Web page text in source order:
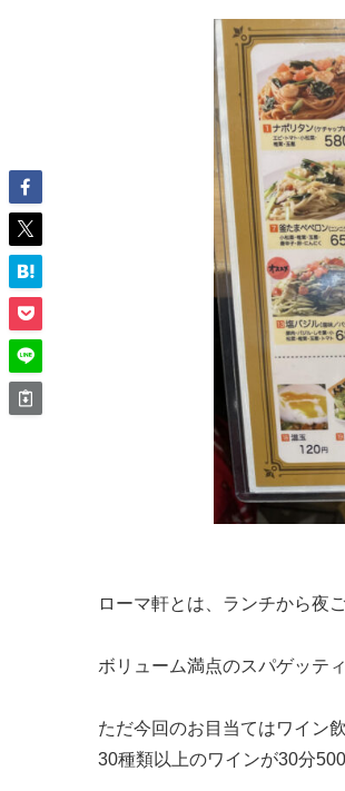
ローマ軒とは、ランチから夜
ボリューム満点のスパゲッテ
ただ今回のお目当てはワイン飲
30種類以上のワインが30分